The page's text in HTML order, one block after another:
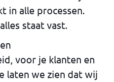
in alle processen.
staat vast.
voor je klanten en
laten we zien dat wij